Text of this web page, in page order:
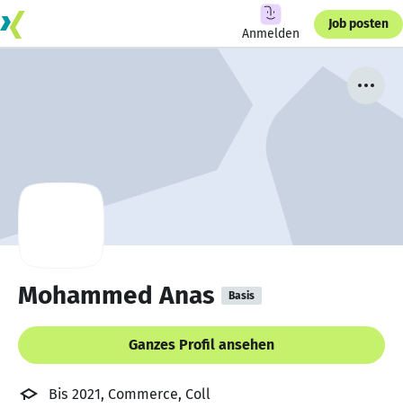
Anmelden
Job posten
Mohammed Anas Basis
Ganzes Profil ansehen
Bis 2021, Commerce, Coll